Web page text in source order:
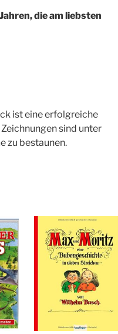
die am liebsten
ist eine erfolgreiche
sind unter
zu bestaunen.